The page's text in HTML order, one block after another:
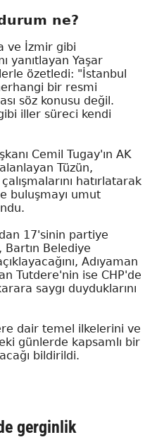
ne?
ve İzmir gibi
yanıtlayan Yaşar
özetledi: "İstanbul
bir resmi
söz konusu değil.
iller süreci kendi
Cemil Tugay'ın AK
Tüzün,
hatırlatarak
buluşmayı umut
17'sinin partiye
Belediye
Adıyaman
Tutdere'nin ise CHP'de
saygı duyduklarını
dair temel ilkelerini ve
günlerde kapsamlı bir
bildirildi.
gerginlik